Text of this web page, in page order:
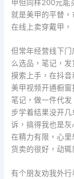
甲但同样200元能
就是美甲的平替
在线上卖穿戴甲，
但常年经营线下
么选品，笔记，
摸索上手，在抖
美甲视频开通橱
笔记，做一件代
步学着结果没开
诉，搞得我也是
在精力有限，心
货卖的很好，动辄
有个朋友劝我外